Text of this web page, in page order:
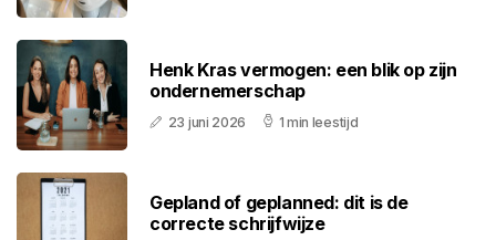
Henk Kras vermogen: een blik op zijn
ondernemerschap
23 juni 2026 1 min leestijd
Gepland of geplanned: dit is de
correcte schrijfwijze